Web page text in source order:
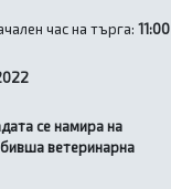
час на търга: 11:00
се намира на
ветеринарна